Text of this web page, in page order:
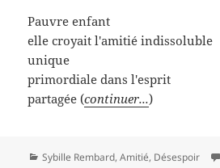
Pauvre enfant
elle croyait l'amitié indissoluble
unique
primordiale dans l'esprit
partagée (continuer...)
Catégories
Sybille Rembard,Amitié, Désespoir